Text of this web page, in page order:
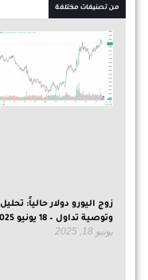
من تصنيفات مختلفة
زوج اليورو دولار حالياً: تحليل
وتوصية تداول – 18 يونيو 2025
يونيو 18, 2025